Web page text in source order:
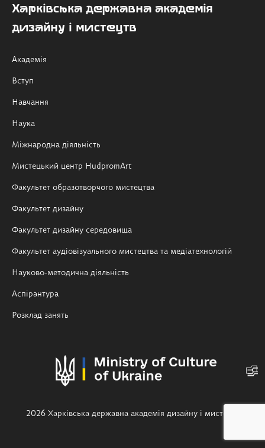
Харківська державна академія
дизайну і мистецтв
Академія
Вступ
Навчання
Наука
Міжнародна діяльність
Мистецький центр HudpromArt
Факультет образотворчого мистецтва
Факультет дизайну
Факультет дизайну середовища
Факультет аудіовізуального мистецтва та медіатехнологій
Науково-методична діяльність
Аспірантура
Розклад занять
2026 Харківська державна академія дизайну і мистецтв